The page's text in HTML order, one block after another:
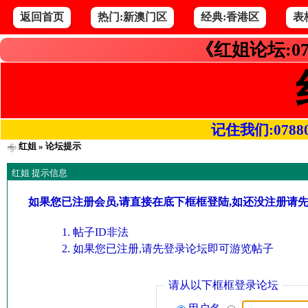
返回首页 热门:新澳门区 经典:香港区 表
《红姐论坛
记住我们
红姐» 论坛提示
红姐 提示信息
如果您已注册会员,请直接在底下框框登陆,如还没注册请
帖子ID非法
如果您已注册,请先登录论坛即可游览帖子
请从以下框框登录论坛